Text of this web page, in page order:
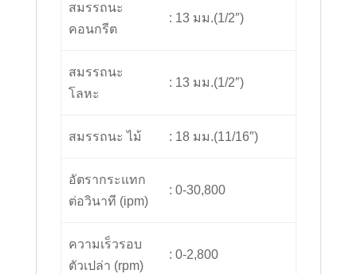
สมรรถนะ
คอนกรีต
: 13 มม.(1/2″)
สมรรถนะ
โลหะ
: 13 มม.(1/2″)
สมรรถนะ ไม้ : 18 มม.(11/16″)
อัตรากระแทก
ต่อวินาที (ipm)
: 0-30,800
ความเร็วรอบ
ตัวเปล่า (rpm)
: 0-2,800